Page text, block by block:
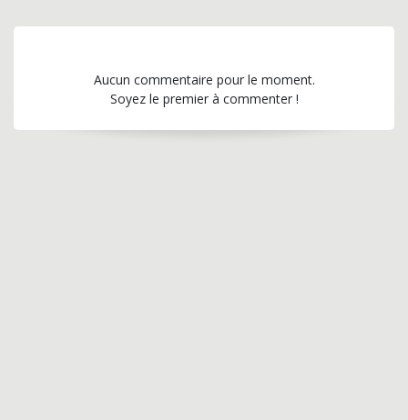
Aucun commentaire pour le moment.
Soyez le premier à commenter !